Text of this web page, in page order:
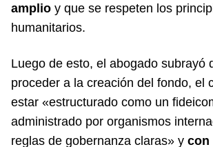
amplio y que se respeten los
humanitarios.
Luego de esto, el abogado subrayó
proceder a la creación del fondo, el
estar «estructurado como un
administrado por organismos
reglas de gobernanza claras» y con